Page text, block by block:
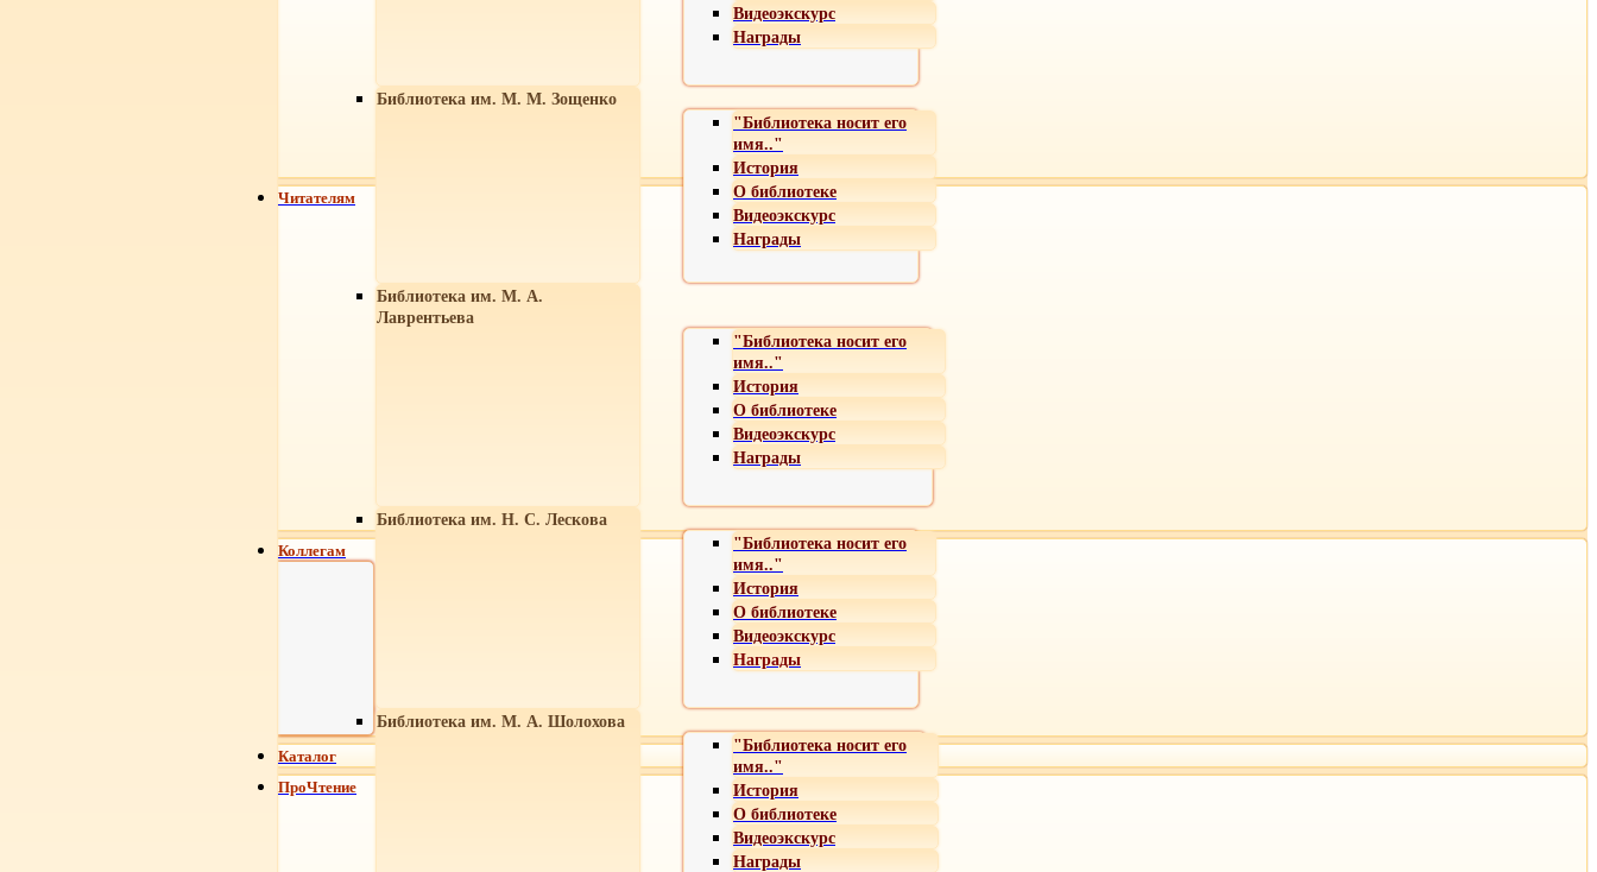
Видеоэкскурс
Награды
Библиотека им. М. М. Зощенко
"Библиотека носит его
имя.."
История
О библиотеке
Видеоэкскурс
Награды
Библиотека им. М. А.
Лаврентьева
"Библиотека носит его
имя.."
История
О библиотеке
Видеоэкскурс
Награды
Библиотека им. Н. С. Лескова
"Библиотека носит его
имя.."
История
О библиотеке
Видеоэкскурс
Награды
Библиотека им. М. А. Шолохова
"Библиотека носит его
имя.."
История
О библиотеке
Видеоэкскурс
Награды
Читателям
Коллегам
Каталог
ПроЧтение